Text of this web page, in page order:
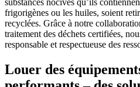
frigorigènes ou les huiles, soient
recyclées. Grâce à notre
traitement des déchets certifiées,
responsable et respectueuse des
Louer des